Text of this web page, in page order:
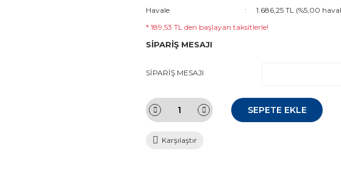
Havale
1.686,25 TL (%5,00
* 189,53 TL den başlayan taksitlerle!
SİPARİŞ MESAJI
SİPARİŞ MESAJI
SEPETE EKLE
Karşılaştır